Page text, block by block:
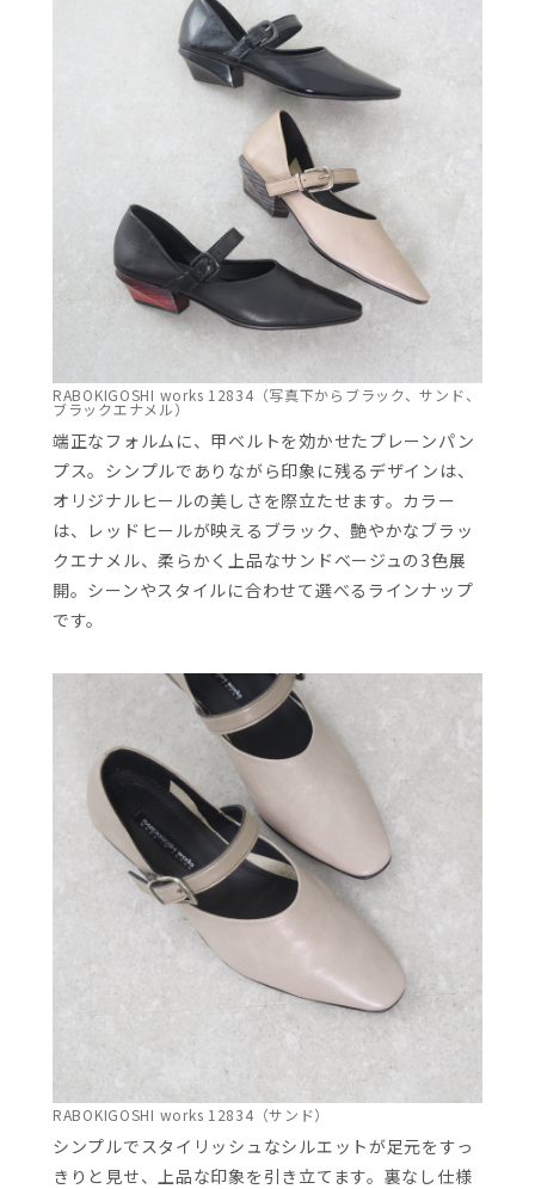
RABOKIGOSHI works 12834（写真下からブラック、サンド、
ブラックエナメル）
端正なフォルムに、甲ベルトを効かせたプレーンパン
プス。シンプルでありながら印象に残るデザインは、
オリジナルヒールの美しさを際立たせます。カラー
は、レッドヒールが映えるブラック、艶やかなブラッ
クエナメル、柔らかく上品なサンドベージュの3色展
開。シーンやスタイルに合わせて選べるラインナップ
です。
RABOKIGOSHI works 12834（サンド）
シンプルでスタイリッシュなシルエットが足元をすっ
きりと見せ、上品な印象を引き立てます。裏なし仕様